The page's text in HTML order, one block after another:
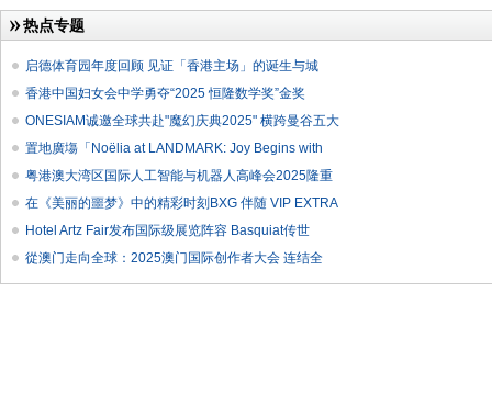
热点专题
启德体育园年度回顾 见证「香港主场」的诞生与城
香港中国妇女会中学勇夺“2025 恒隆数学奖”金奖
ONESIAM诚邀全球共赴"魔幻庆典2025" 横跨曼谷五大
置地廣塲「Noëlia at LANDMARK: Joy Begins with
粤港澳大湾区国际人工智能与机器人高峰会2025隆重
在《美丽的噩梦》中的精彩时刻BXG 伴随 VIP EXTRA
Hotel Artz Fair发布国际级展览阵容 Basquiat传世
從澳门走向全球：2025澳门国际创作者大会 连结全